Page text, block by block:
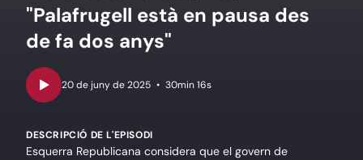
"Palafrugell està en pausa des
de fa dos anys"
• 30min 16s
DESCRIPCIÓ DE L'EPISODI
Esquerra Republicana considera que el govern de